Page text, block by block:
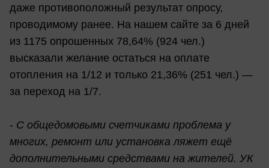
даже противоположный результат опросу,
проводимому ранее. На нашем сайте за 6 дней
из 1175 опрошенных 78,64% (924 чел.)
высказали желание остаться на оплате
отопления на 1/12 и только 21,36% (251 чел.) —
за переход на 1/7.
- С общедомовыми счетчиками проблема у
многих, ремонт или установка ляжет ещё
дополнительными средствами на жителей. УК